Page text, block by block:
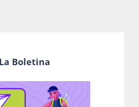
Boletina